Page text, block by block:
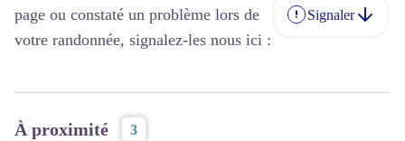
page ou constaté un problème lors de
votre randonnée, signalez-les nous ici :
Signaler
À proximité 3